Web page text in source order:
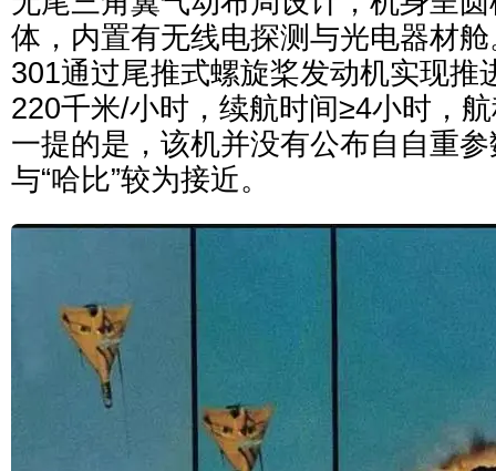
体，内置有无线电探测与光电器材
301通过尾推式螺旋桨发动机实现推
220千米/小时，续航时间≥4小时，
一提的是，该机并没有公布自自重
与“哈比”较为接近。